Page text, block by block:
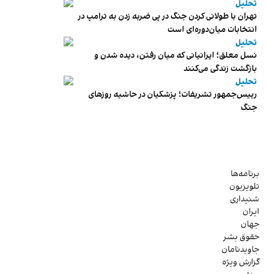
تحلیل
تهران با طولانی کردن جنگ در پی ضربه زدن به ترامپ در
انتخابات میان‌دوره‌ای است
تحلیل
نسل معلق؛ ایرانیانی که میان رفتن، دیده شدن و
بازگشت زندگی می‌کنند
تحلیل
رییس‌جمهور تشریفات؛ پزشکیان در حاشیه روزهای
جنگ
برنامه‌ها
تلویزیون
شنیداری
ایران
جهان
حقوق بشر
جاویدنامان
گزارش ویژه